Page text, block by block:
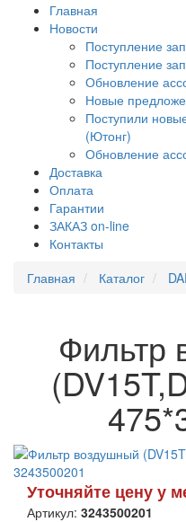
Главная
Новости
Поступление
Поступление
Обновление
Новые
Поступили
(Ютонг)
Обновление
Доставка
Оплата
Гарантии
ЗАКАЗ on-line
Контакты
Главная
Каталог
Фильтр
Уточняйте цену у
Артикул: 3243500201